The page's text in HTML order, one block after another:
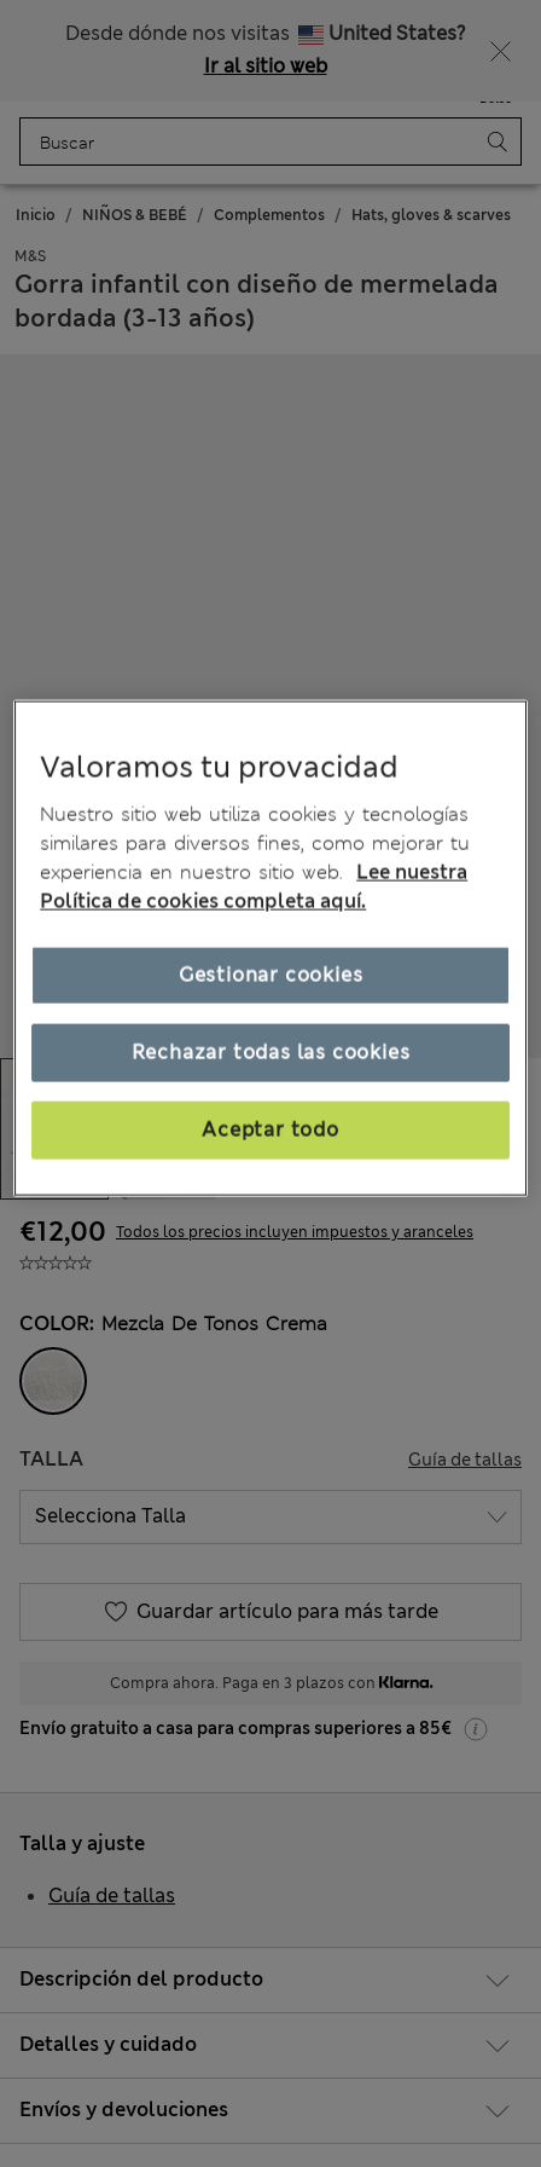
Desde dónde nos visitas
United States?
Ir al sitio web
Bolso
Inicio NIÑOS & BEBÉ Complementos Hats, gloves & scarves
M&S
Gorra infantil con diseño de mermelada
bordada (3-13 años)
€12,00 Todos los precios incluyen impuestos y aranceles
COLOR: Mezcla De Tonos Crema
TALLA Guía de tallas
Guardar artículo para más tarde
Compra ahora. Paga en 3 plazos con
Envío gratuito a casa para compras superiores a 85€
Descripción del producto
Detalles y cuidado
Envíos y devoluciones
Talla y ajuste
Guía de tallas
Valoramos tu provacidad
Nuestro sitio web utiliza cookies y tecnologías
similares para diversos fines, como mejorar tu
experiencia en nuestro sitio web.
Lee nuestra
Política de cookies completa aquí.
Rechazar todas las cookies
Aceptar todo
Gestionar cookies